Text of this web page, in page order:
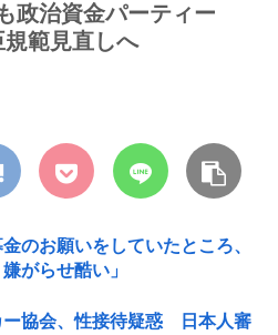
政治資金パーティー
範見直しへ
のお願いをしていたところ、
がらせ酷い」
ー協会、性接待疑惑 日本人審